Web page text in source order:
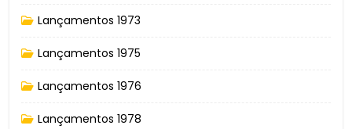
Lançamentos 1973
Lançamentos 1975
Lançamentos 1976
Lançamentos 1978